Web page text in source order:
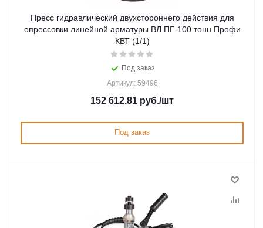
Пресс гидравлический двухстороннего действия для
опрессовки линейной арматуры ВЛ ПГ-100 тонн Профи
КВТ (1/1)
Под заказ
Артикул: 59496
152 612.81 руб./шт
Под заказ